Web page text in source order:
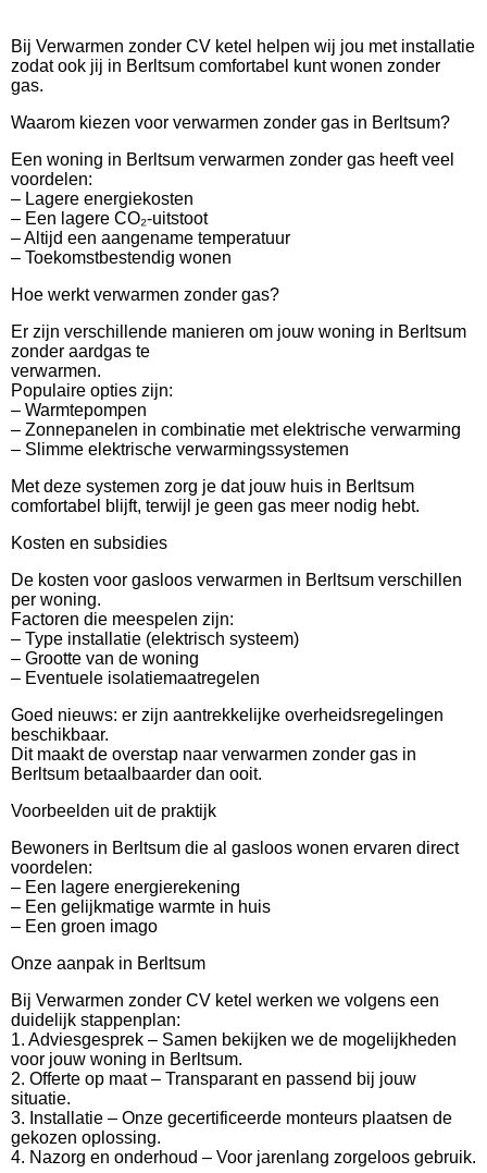
Bij Verwarmen zonder CV ketel helpen wij jou met installatie
zodat ook jij in Berltsum comfortabel kunt wonen zonder
gas.
Waarom kiezen voor verwarmen zonder gas in Berltsum?
Een woning in Berltsum verwarmen zonder gas heeft veel
voordelen:
– Lagere energiekosten
– Een lagere CO₂-uitstoot
– Altijd een aangename temperatuur
– Toekomstbestendig wonen
Hoe werkt verwarmen zonder gas?
Er zijn verschillende manieren om jouw woning in Berltsum
zonder aardgas te
verwarmen.
Populaire opties zijn:
– Warmtepompen
– Zonnepanelen in combinatie met elektrische verwarming
– Slimme elektrische verwarmingssystemen
Met deze systemen zorg je dat jouw huis in Berltsum
comfortabel blijft, terwijl je geen gas meer nodig hebt.
Kosten en subsidies
De kosten voor gasloos verwarmen in Berltsum verschillen
per woning.
Factoren die meespelen zijn:
– Type installatie (elektrisch systeem)
– Grootte van de woning
– Eventuele isolatiemaatregelen
Goed nieuws: er zijn aantrekkelijke overheidsregelingen
beschikbaar.
Dit maakt de overstap naar verwarmen zonder gas in
Berltsum betaalbaarder dan ooit.
Voorbeelden uit de praktijk
Bewoners in Berltsum die al gasloos wonen ervaren direct
voordelen:
– Een lagere energierekening
– Een gelijkmatige warmte in huis
– Een groen imago
Onze aanpak in Berltsum
Bij Verwarmen zonder CV ketel werken we volgens een
duidelijk stappenplan:
1. Adviesgesprek – Samen bekijken we de mogelijkheden
voor jouw woning in Berltsum.
2. Offerte op maat – Transparant en passend bij jouw
situatie.
3. Installatie – Onze gecertificeerde monteurs plaatsen de
gekozen oplossing.
4. Nazorg en onderhoud – Voor jarenlang zorgeloos gebruik.